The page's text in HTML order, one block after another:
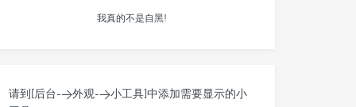
我真的不是自黑!
请到[后台->外观->小工具]中添加需要显示的小